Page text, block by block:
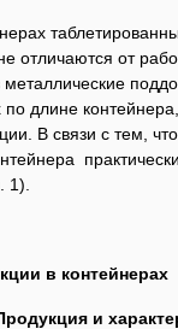
отличаются от
длине
В связи с тем,
1).
в контейнерах
и